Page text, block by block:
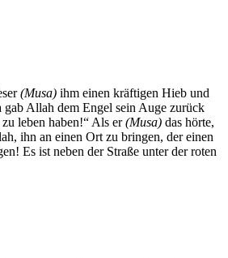
(Musa) ihm einen kräftigen Hieb und
gab Allah dem Engel sein Auge zurück
leben haben!“ Als er(Musa) das hörte,
ihn an einen Ort zu bringen, der einen
Es ist neben der Straße unter der roten